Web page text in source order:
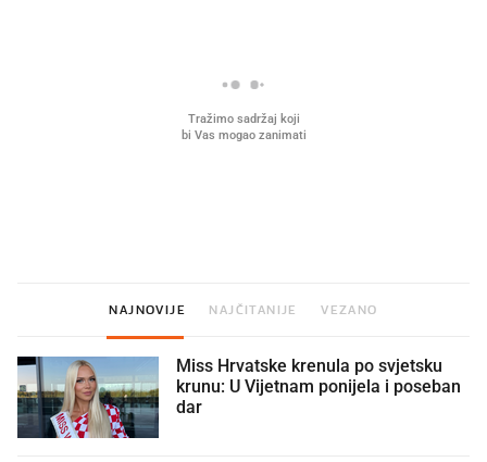
NAJNOVIJE NAJČITANIJE VEZANO
Miss Hrvatske krenula po svjetsku
krunu: U Vijetnam ponijela i poseban
dar